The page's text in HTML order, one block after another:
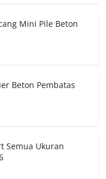
Mini Pile Beton
Beton Pembatas
Semua Ukuran